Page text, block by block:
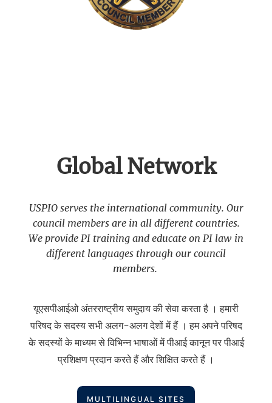
Global Network
USPIO serves the international community. Our
council members are in all different countries.
We provide PI training and educate on PI law in
different languages through our council
members.
यूएसपीआईओ अंतरराष्ट्रीय समुदाय की सेवा करता है । हमारी
परिषद के सदस्य सभी अलग-अलग देशों में हैं । हम अपने परिषद
के सदस्यों के माध्यम से विभिन्न भाषाओं में पीआई कानून पर पीआई
प्रशिक्षण प्रदान करते हैं और शिक्षित करते हैं ।
MULTILINGUAL SITES